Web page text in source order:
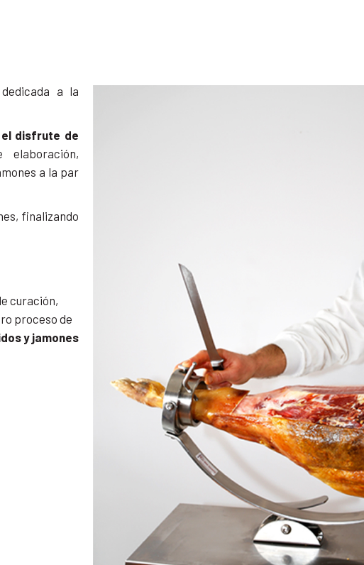
a la
el disfrute de
a la par
finalizando
curación,
proceso de
y jamones